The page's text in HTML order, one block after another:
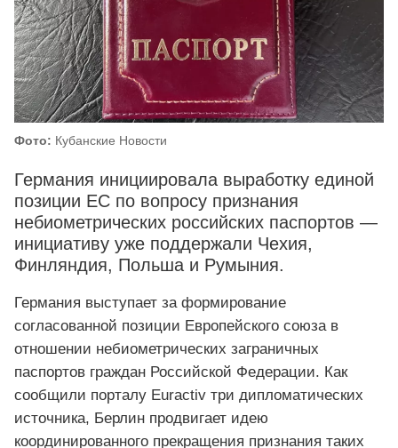
Фото: Кубанские Новости
Германия инициировала выработку единой
позиции ЕС по вопросу признания
небиометрических российских паспортов —
инициативу уже поддержали Чехия,
Финляндия, Польша и Румыния.
Германия выступает за формирование
согласованной позиции Европейского союза в
отношении небиометрических заграничных
паспортов граждан Российской Федерации. Как
сообщили порталу Euractiv три дипломатических
источника, Берлин продвигает идею
координированного прекращения признания таких